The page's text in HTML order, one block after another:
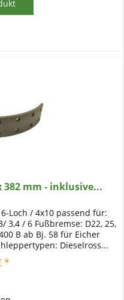
382 mm - inklusive...
Loch / 4x10 passend für:
3,4 / 6 Fußbremse: D22, 25,
B ab Bj. 58 für Eicher
Dieselross...
*